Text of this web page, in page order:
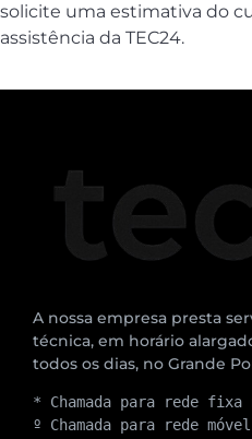
solicite uma estimativa do
assistência da TEC24.
A nossa empresa presta
técnica, em horário
todos os dias, no Grande
* Chamada para rede fixa
º Chamada para rede